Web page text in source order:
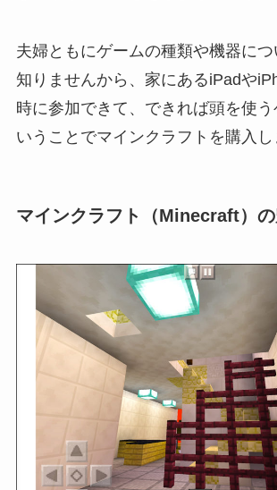
夫婦ともにゲームの種類や機器に
知りませんから、家にあるiPadや
時に参加できて、できれば頭を使
いうことでマインクラフトを購入し
マインクラフト（Minecraft）の